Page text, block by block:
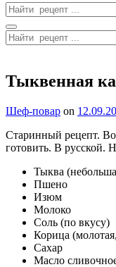
Search
for:
Search
Search
for:
Тыквенная
By
Шеф-повар on
Старинный рецепт.
готовить. В русской.
Тыква
Пшено
Изюм
Молоко
Соль (по вкусу)
Корица
Сахар
Масло